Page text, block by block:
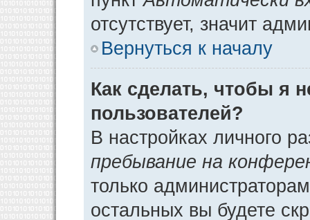
отсутствует, значит
Вернуться к началу
Как сделать, чтобы я
пользователей?
В настройках личного
пребывание на
только
остальных вы будете